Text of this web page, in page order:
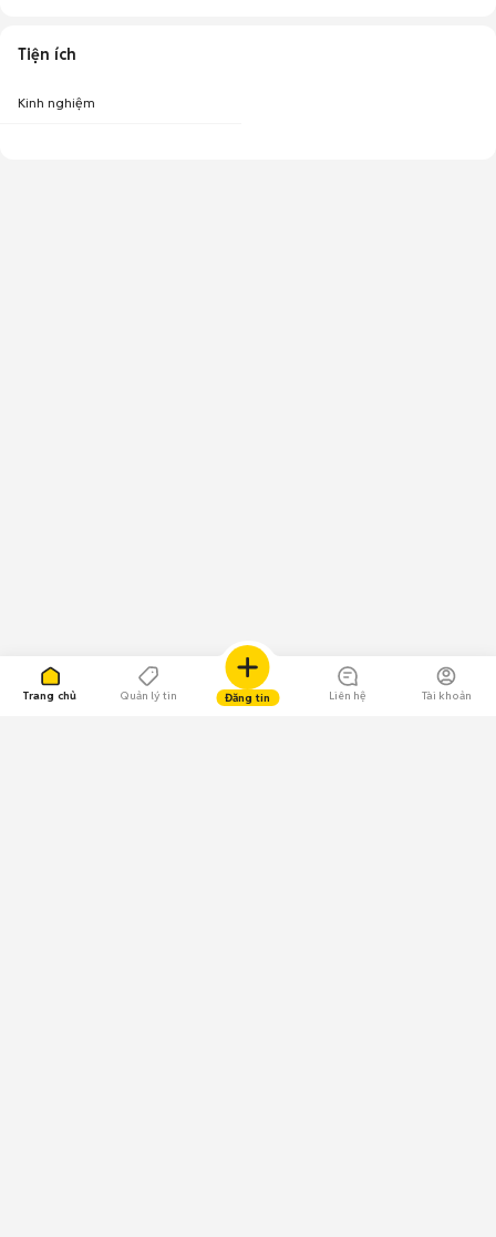
Trang chủ Quản lý tin Đăng tin Liên hệ Tài khoản
Tiện ích
Kinh nghiệm